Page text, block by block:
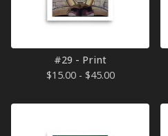
#29 - Print
$15.00 - $45.00